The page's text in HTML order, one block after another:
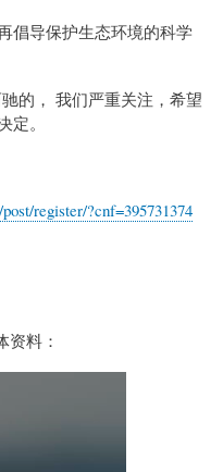
倡导保护生态环境的科学
的， 我们严重关注，希望
。
register/?cnf=395731374
料：